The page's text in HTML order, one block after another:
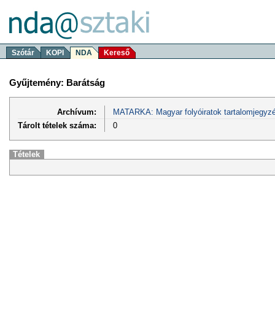
Szótár KOPI NDA Kereső
Gyűjtemény: Barátság
Archívum:
MATARKA: Magyar folyóiratok
Tárolt tételek száma:
0
Tételek